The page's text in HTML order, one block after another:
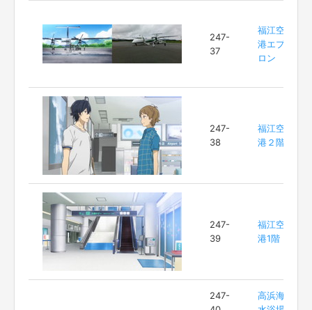
247-
37
福江空
港エプ
ロン
247-
38
福江空
港２階
247-
39
福江空
港1階
247-
高浜海